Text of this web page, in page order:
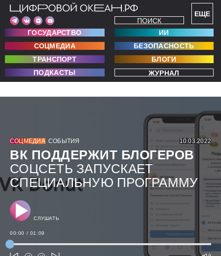
ЕЩЕ
ПОИСК
ГОСУДАРСТВО
ИИ
СОЦМЕДИА
БЕЗОПАСНОСТЬ
ТРАНСПОРТ
БЛОГИ
ПОДКАСТЫ
ЖУРНАЛ
СОЦМЕДИА СОБЫТИЯ 10.03.2022
ВК ПОДДЕРЖИТ БЛОГЕРОВ
СОЦСЕТЬ ЗАПУСКАЕТ
СПЕЦИАЛЬНУЮ ПРОГРАММУ
СЛУШАТЬ
00:00 / 01:09